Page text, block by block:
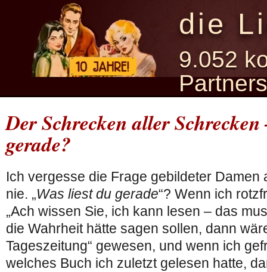
die
9.052
Der Schrecken aller Schrecken
gerade?
Ich vergesse die Frage gebildeter Damen
nie. „Was liest du gerade“? Wenn ich
„Ach wissen Sie, ich kann lesen – das
die Wahrheit hätte sagen sollen, dann
Tageszeitung“ gewesen, und wenn ich
welches Buch ich zuletzt gelesen hatte,